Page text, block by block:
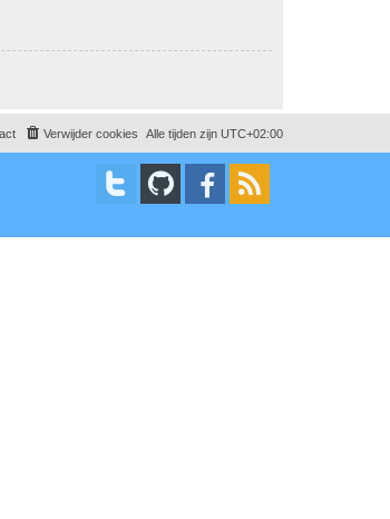
Alle tijden zijn UTC+02:00
Verwijder cookies